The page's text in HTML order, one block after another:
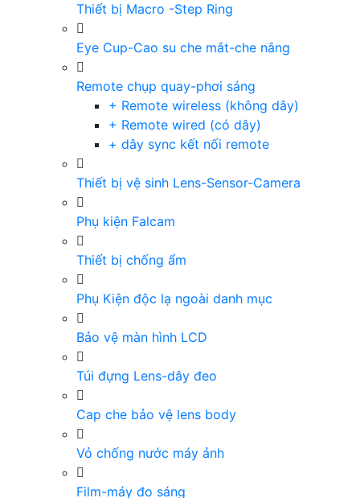
Thiết bị Macro -Step Ring
Eye Cup-Cao su che mắt-che nắng
Remote chụp quay-phơi sáng
+ Remote wireless (không dây)
+ Remote wired (có dây)
+ dây sync kết nối remote
Thiết bị vệ sinh Lens-Sensor-Camera
Phụ kiện Falcam
Thiết bị chống ẩm
Phụ Kiện độc lạ ngoài danh mục
Bảo vệ màn hình LCD
Túi đựng Lens-dây đeo
Cap che bảo vệ lens body
Vỏ chống nước máy ảnh
Film-máy đo sáng